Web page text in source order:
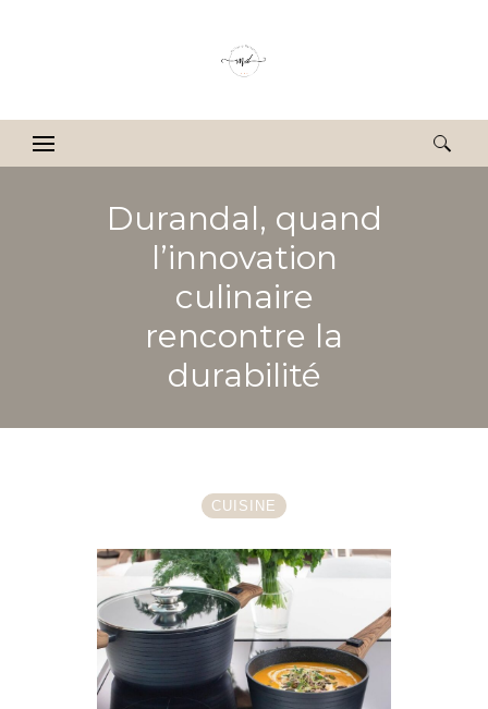
Rechercher :
Durandal, quand
l’innovation
culinaire
rencontre la
durabilité
CUISINE